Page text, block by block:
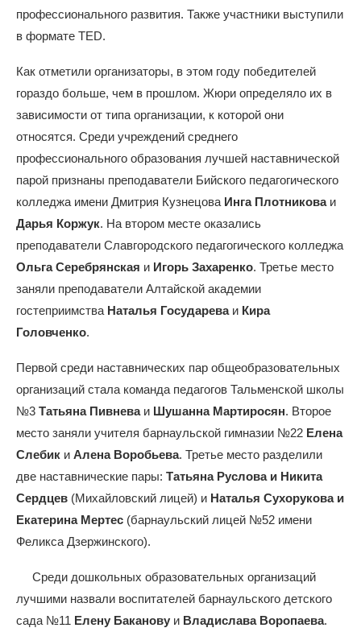
профессионального развития. Также участники выступили
в формате TED.
Как отметили организаторы, в этом году победителей
гораздо больше, чем в прошлом. Жюри определяло их в
зависимости от типа организации, к которой они
относятся. Среди учреждений среднего
профессионального образования лучшей наставнической
парой признаны преподаватели Бийского педагогического
колледжа имени Дмитрия Кузнецова Инга Плотниковаи
Дарья Коржук. На втором месте оказались
преподаватели Славгородского педагогического колледжа
Ольга Серебрянская и Игорь Захаренко. Третье место
заняли преподаватели Алтайской академии
гостеприимства Наталья Государеваи Кира
Головченко.
Первой среди наставнических пар общеобразовательных
организаций стала команда педагогов Тальменской школы
№3 Татьяна Пивневаи Шушанна Мартиросян. Второе
место заняли учителя барнаульской гимназии №22 Елена
Слебик и Алена Воробьева. Третье место разделили
две наставнические пары: Татьяна Руслова и Никита
Сердцев (Михайловский лицей) и Наталья Сухорукова и
Екатерина Мертес (барнаульский лицей №52 имени
Феликса Дзержинского).
Среди дошкольных образовательных организаций
лучшими назвали воспитателей барнаульского детского
сада №11 Елену Баканову и Владислава Воропаева.